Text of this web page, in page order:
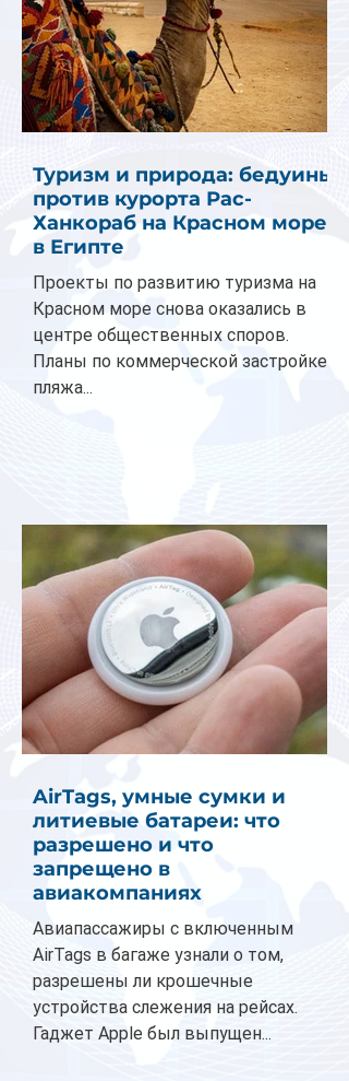
Туризм и природа: бедуины
против курорта Рас-
Ханкораб на Красном море
в Египте
Проекты по развитию туризма на
Красном море снова оказались в
центре общественных споров.
Планы по коммерческой застройке
пляжа...
AirTags, умные сумки и
литиевые батареи: что
разрешено и что
запрещено в
авиакомпаниях
Авиапассажиры с включенным
AirTags в багаже узнали о том,
разрешены ли крошечные
устройства слежения на рейсах.
Гаджет Apple был выпущен...